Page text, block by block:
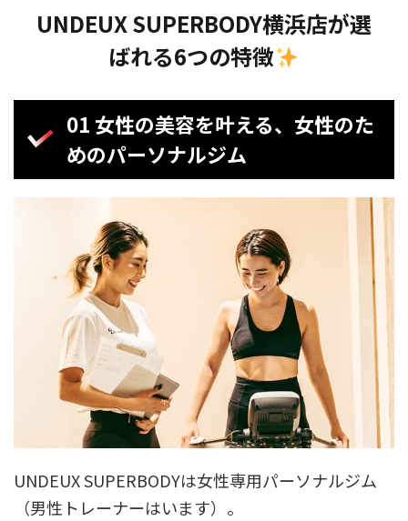
UNDEUX SUPERBODY横浜店が選
ばれる6つの特徴
01 女性の美容を叶える、女性のた
めのパーソナルジム
UNDEUX SUPERBODYは女性専用パーソナルジム
（男性トレーナーはいます）。